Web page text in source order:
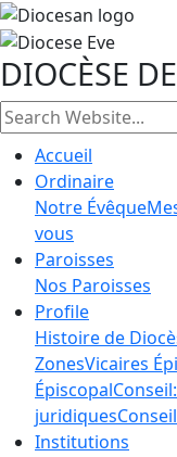
DIOCÈSE
Accueil
Ordinaire
Notre Évêque
vous
Paroisses
Nos Paroisses
Profile
Histoire de
ZonesVicaires
Épiscopal
juridiques
Institutions